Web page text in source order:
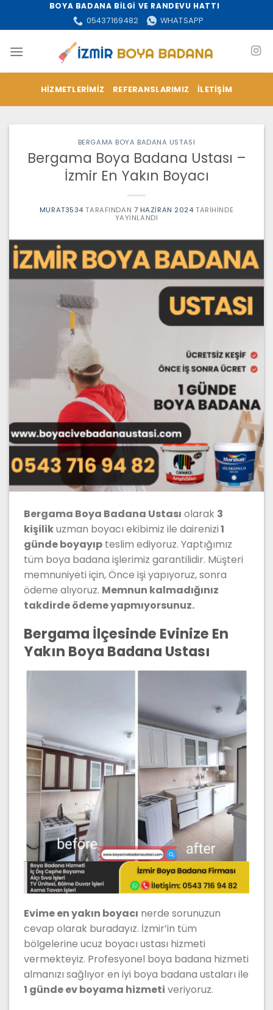
BOYA BADANA BİLGİ VE RANDEVU HATTI
05437169482
WHATSAPP
HIZMETLERIMIZ REFERANSLARIMIZ İLETIŞIM
BERGAMA BOYA BADANA USTASI
Bergama Boya Badana Ustası –
İzmir En Yakın Boyacı
MURAT3534 TARAFINDAN 7 HAZIRAN 2024 TARIHINDE
YAYINLANDI
Bergama Boya Badana Ustası olarak 3
kişilikuzman boyacı ekibimiz ile dairenizi1
günde boyayıp teslim ediyoruz. Yaptığımız
tüm boya badana işlerimiz garantilidir. Müşteri
memnuniyeti için, Önce işi yapıyoruz, sonra
ödeme alıyoruz. Memnun kalmadığınız
takdirde ödeme yapmıyorsunuz.
Bergama İlçesinde Evinize En
Yakın Boya Badana Ustası
Evime en yakın boyacı nerde sorunuzun
cevap olarak buradayız. İzmir’in tüm
bölgelerine ucuz boyacı ustası hizmeti
vermekteyiz. Profesyonel boya badana hizmeti
almanızı sağlıyor en iyi boya badana ustaları ile
1 günde ev boyama hizmeti veriyoruz.